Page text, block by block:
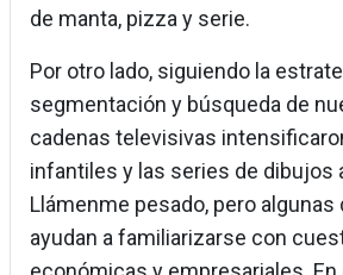
de manta, pizza y serie.
Por otro lado, siguiendo la
segmentación y búsqueda de
cadenas televisivas
infantiles y las series de dibujos
Llámenme pesado, pero
ayudan a familiarizarse con